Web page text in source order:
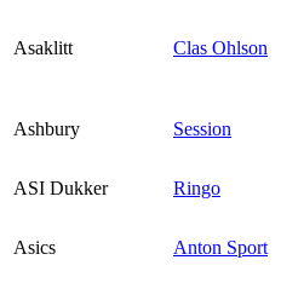
Asaklitt Clas Ohlson
Ashbury Session
ASI Dukker
Ringo
Asics Anton Sport